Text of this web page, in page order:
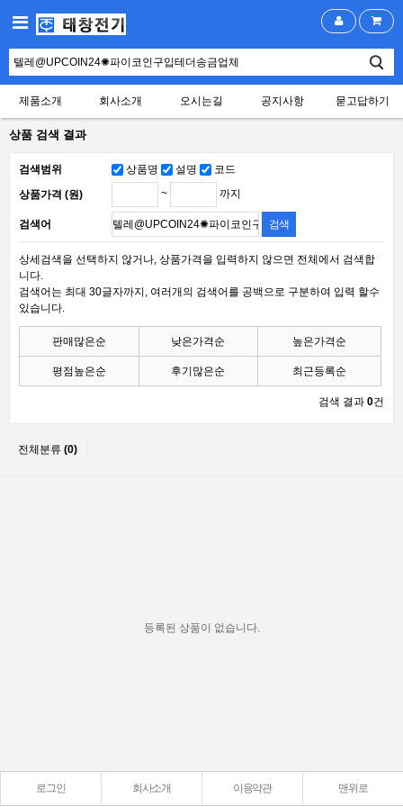
제품소개 회사소개 오시는길 공지사항 묻고답하기
상품 검색 결과
검색범위 상품명 설명
코드
상품가격 (원)
~ 까지
검색어
상세검색을 선택하지 않거나, 상품가격을 입력하지 않으면 전체에서 검색합
니다.
검색어는 최대 30글자까지, 여러개의 검색어를 공백으로 구분하여 입력 할수
있습니다.
판매많은순 낮은가격순 높은가격순
평점높은순 후기많은순 최근등록순
검색 결과 0건
전체분류 (0)
등록된 상품이 없습니다.
로그인 회사소개 이용약관 맨위로